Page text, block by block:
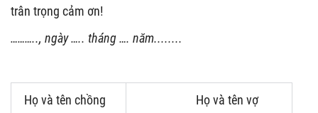
trân trọng cảm ơn!
……….., ngày ….. tháng …. năm........
Họ và tên chồng
Họ và tên vợ